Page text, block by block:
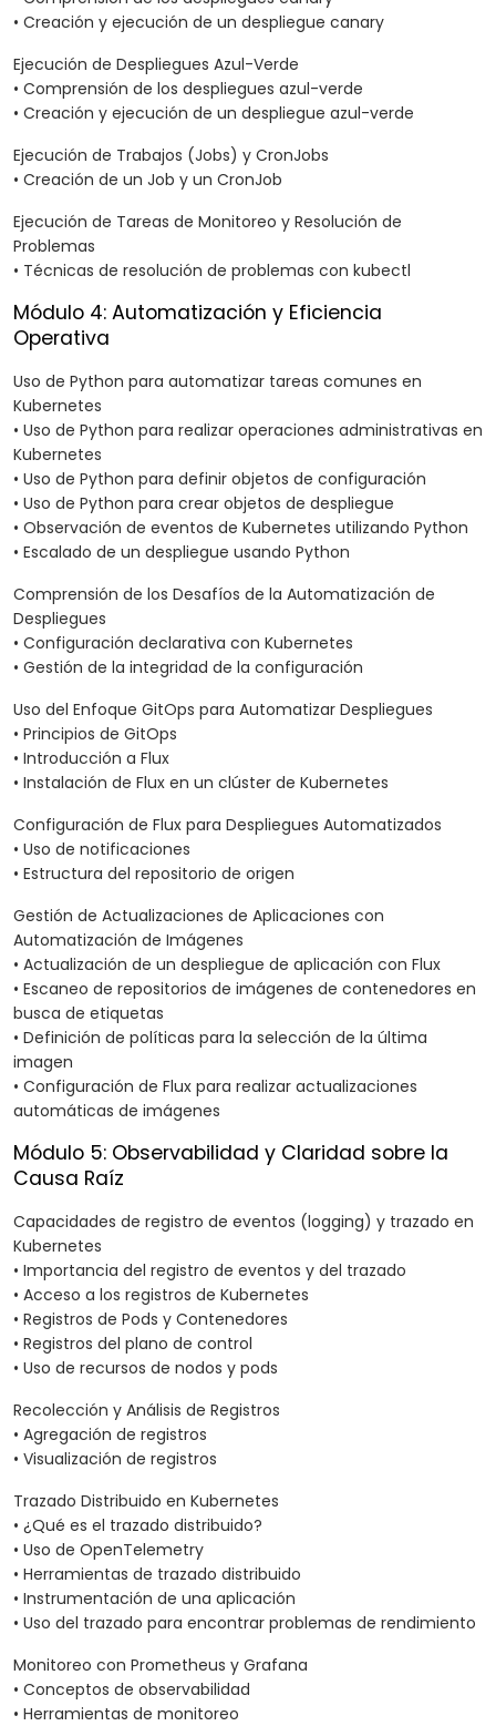
• Creación y ejecución de un despliegue canary
Ejecución de Despliegues Azul-Verde
• Comprensión de los despliegues azul-verde
• Creación y ejecución de un despliegue azul-verde
Ejecución de Trabajos (Jobs) y CronJobs
• Creación de un Job y un CronJob
Ejecución de Tareas de Monitoreo y Resolución de
Problemas
• Técnicas de resolución de problemas con kubectl
Módulo 4: Automatización y Eficiencia
Operativa
Uso de Python para automatizar tareas comunes en
Kubernetes
• Uso de Python para realizar operaciones administrativas en
Kubernetes
• Uso de Python para definir objetos de configuración
• Uso de Python para crear objetos de despliegue
• Observación de eventos de Kubernetes utilizando Python
• Escalado de un despliegue usando Python
Comprensión de los Desafíos de la Automatización de
Despliegues
• Configuración declarativa con Kubernetes
• Gestión de la integridad de la configuración
Uso del Enfoque GitOps para Automatizar Despliegues
• Principios de GitOps
• Introducción a Flux
• Instalación de Flux en un clúster de Kubernetes
Configuración de Flux para Despliegues Automatizados
• Uso de notificaciones
• Estructura del repositorio de origen
Gestión de Actualizaciones de Aplicaciones con
Automatización de Imágenes
• Actualización de un despliegue de aplicación con Flux
• Escaneo de repositorios de imágenes de contenedores en
busca de etiquetas
• Definición de políticas para la selección de la última
imagen
• Configuración de Flux para realizar actualizaciones
automáticas de imágenes
Módulo 5: Observabilidad y Claridad sobre la
Causa Raíz
Capacidades de registro de eventos (logging) y trazado en
Kubernetes
• Importancia del registro de eventos y del trazado
• Acceso a los registros de Kubernetes
• Registros de Pods y Contenedores
• Registros del plano de control
• Uso de recursos de nodos y pods
Recolección y Análisis de Registros
• Agregación de registros
• Visualización de registros
Trazado Distribuido en Kubernetes
• ¿Qué es el trazado distribuido?
• Uso de OpenTelemetry
• Herramientas de trazado distribuido
• Instrumentación de una aplicación
• Uso del trazado para encontrar problemas de rendimiento
Monitoreo con Prometheus y Grafana
• Conceptos de observabilidad
• Herramientas de monitoreo